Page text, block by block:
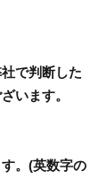
で判断した
います。
。(英数字の